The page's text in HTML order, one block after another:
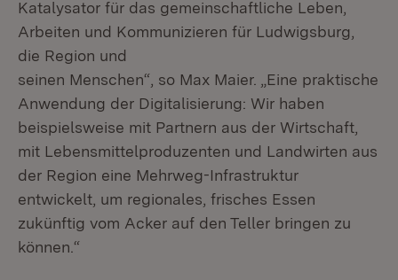
Katalysator für das gemeinschaftliche Leben,
Arbeiten und Kommunizieren für Ludwigsburg,
die Region und
seinen Menschen“, so Max Maier. „Eine praktische
Anwendung der Digitalisierung: Wir haben
beispielsweise mit Partnern aus der Wirtschaft,
mit Lebensmittelproduzenten und Landwirten aus
der Region eine Mehrweg-Infrastruktur
entwickelt, um regionales, frisches Essen
zukünftig vom Acker auf den Teller bringen zu
können.“